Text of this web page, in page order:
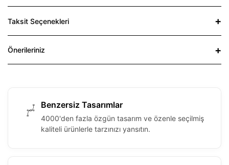
Taksit Seçenekleri
Önerileriniz
Benzersiz Tasarımlar
4000'den fazla özgün tasarım ve özenle seçilmiş
kaliteli ürünlerle tarzınızı yansıtın.